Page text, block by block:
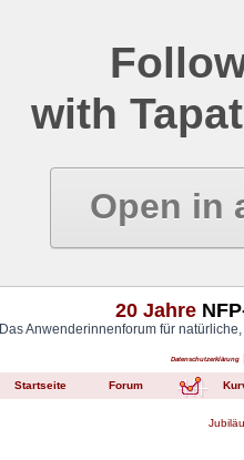
with
Open in
20 Jahre
Das Anwenderinnenforum für
Datenschutzerklärung
Startseite Forum